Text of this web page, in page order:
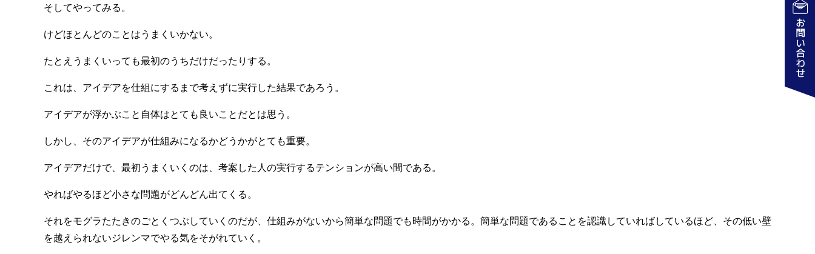
そしてやってみる。
けどほとんどのことはうまくいかない。
たとえうまくいっても最初のうちだけだったりする。
これは、アイデアを仕組にするまで考えずに実行した結果であろう。
アイデアが浮かぶこと自体はとても良いことだとは思う。
しかし、そのアイデアが仕組みになるかどうかがとても重要。
アイデアだけで、最初うまくいくのは、考案した人の実行するテンションが高い間である。
やればやるほど小さな問題がどんどん出てくる。
それをモグラたたきのごとくつぶしていくのだが、仕組みがないから簡単な問題でも時間がかかる。簡単な問題であることを認識していればしているほど、その低い壁
を越えられないジレンマでやる気をそがれていく。